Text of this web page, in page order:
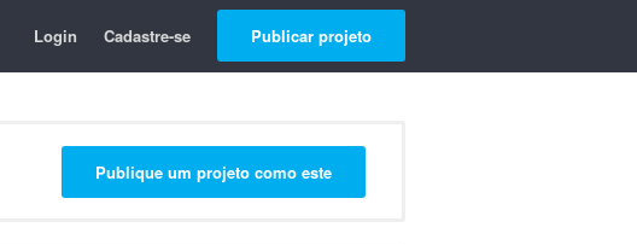
Login Cadastre-se Publicar projeto
Publique um projeto como este